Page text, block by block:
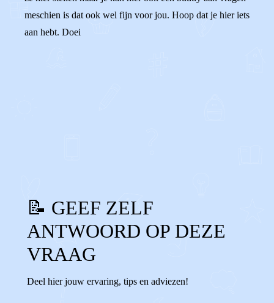
meschien is dat ook wel fijn voor jou. Hoop dat je hier iets
aan hebt. Doei
📝 GEEF ZELF
ANTWOORD OP DEZE
VRAAG
Deel hier jouw ervaring, tips en adviezen!